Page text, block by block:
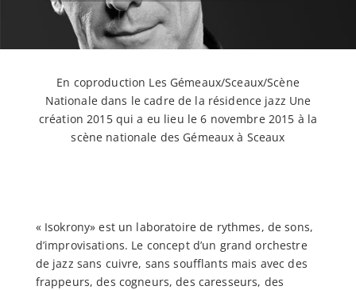
En coproduction Les Gémeaux/Sceaux/Scène
Nationale dans le cadre de la résidence jazz Une
création 2015 qui a eu lieu le 6 novembre 2015 à la
scène nationale des Gémeaux à Sceaux
« Isokrony» est un laboratoire de rythmes, de sons,
d’improvisations. Le concept d’un grand orchestre
de jazz sans cuivre, sans soufflants mais avec des
frappeurs, des cogneurs, des caresseurs, des